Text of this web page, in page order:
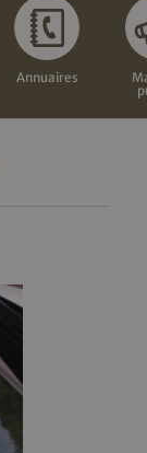
Annuaires